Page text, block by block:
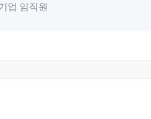
업 임직원